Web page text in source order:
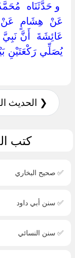
‏و حَدَّثَنَاه
‏عَنْ ‏ ‏هِشَامٍ ‏ ‏عَنْ
‏عَائِشَةَ ‏ ‏أَنَّ نَبِيَّ
‏يُصَلِّي رَكْعَتَيْنِ
❮ الحديث
كتب
✅ صحيح البخاري
✅ سنن أبي داود
✅ سنن النسائي